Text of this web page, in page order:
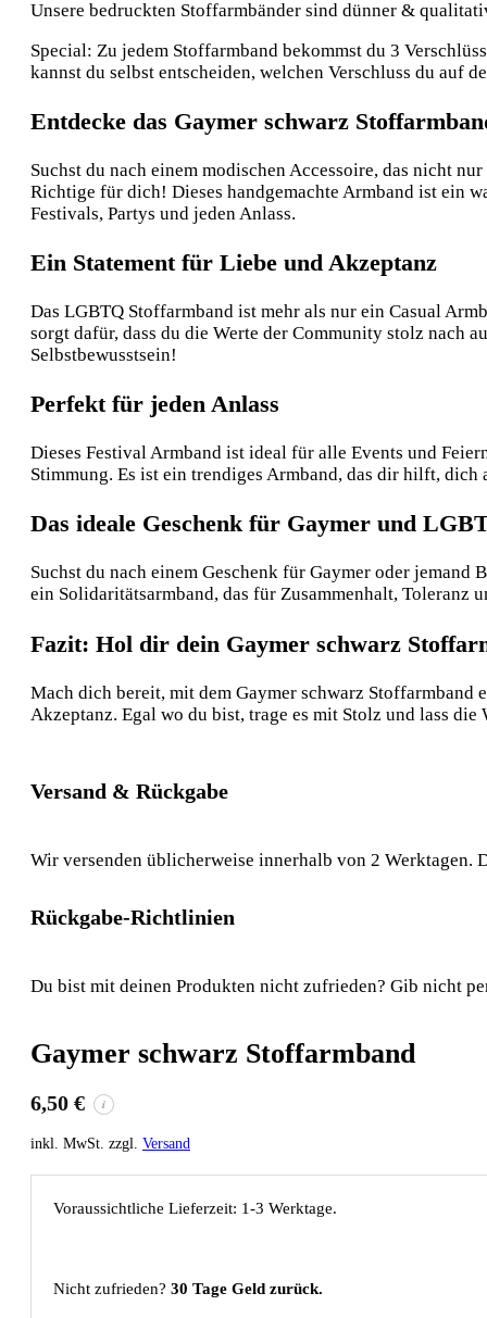
Unsere bedruckten Stoffarmbänder sind dünner &
Special: Zu jedem Stoffarmband bekommst du 3
kannst du selbst entscheiden, welchen Verschluss du auf
Entdecke das Gaymer schwarz
Suchst du nach einem modischen Accessoire, das nicht
Richtige für dich! Dieses handgemachte Armband ist ein
Festivals, Partys und jeden Anlass.
Ein Statement für Liebe und Akzeptanz
Das LGBTQ Stoffarmband ist mehr als nur ein Casual
sorgt dafür, dass du die Werte der Community stolz nach
Selbstbewusstsein!
Perfekt für jeden Anlass
Dieses Festival Armband ist ideal für alle Events und
Stimmung. Es ist ein trendiges Armband, das dir hilft,
Das ideale Geschenk für Gaymer und
Suchst du nach einem Geschenk für Gaymer oder
ein Solidaritätsarmband, das für Zusammenhalt, Toleranz
Fazit: Hol dir dein Gaymer schwarz
Mach dich bereit, mit dem Gaymer schwarz
Akzeptanz. Egal wo du bist, trage es mit Stolz und lass
Versand & Rückgabe
Wir versenden üblicherweise innerhalb von 2 Werktagen.
Rückgabe-Richtlinien
Du bist mit deinen Produkten nicht zufrieden? Gib nicht
Gaymer schwarz Stoffarmband
6,50 € i
inkl. MwSt. zzgl. Versand
Voraussichtliche Lieferzeit: 1-3 Werktage.
Nicht zufrieden? 30 Tage Geld zurück.